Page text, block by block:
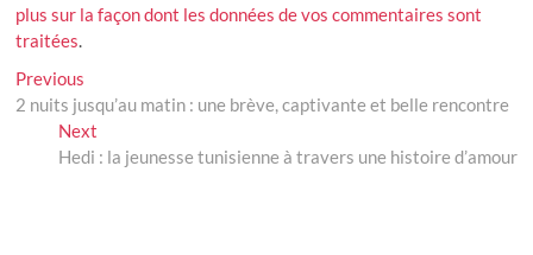
plus sur la façon dont les données de vos commentaires sont
traitées.
Navigation
de
l’article
Previous
post:
2 nuits jusqu’au matin : une brève, captivante et belle rencontre
NextNext
post:
Hedi : la jeunesse tunisienne à travers une histoire d’amour